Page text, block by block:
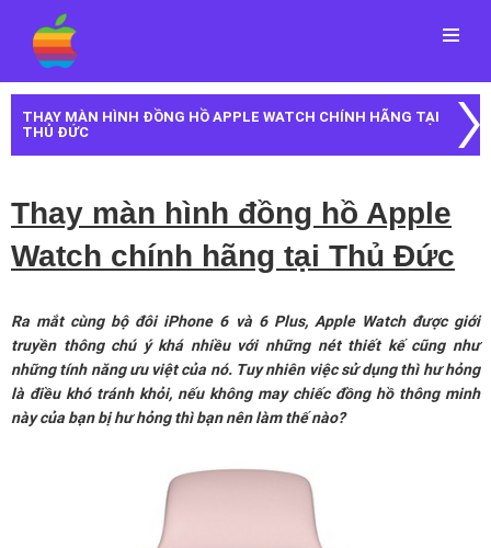
Menu
THAY MÀN HÌNH ĐỒNG HỒ APPLE WATCH CHÍNH HÃNG TẠI
THỦ ĐỨC
Thay màn hình đồng hồ Apple
Watch chính hãng tại Thủ Đức
Ra mắt cùng bộ đôi iPhone 6 và 6 Plus, Apple Watch được giới
truyền thông chú ý khá nhiều với những nét thiết kế cũng như
những tính năng ưu việt của nó. Tuy nhiên việc sử dụng thì hư hỏng
là điều khó tránh khỏi, nếu không may chiếc đồng hồ thông minh
này của bạn bị hư hỏng thì bạn nên làm thế nào?